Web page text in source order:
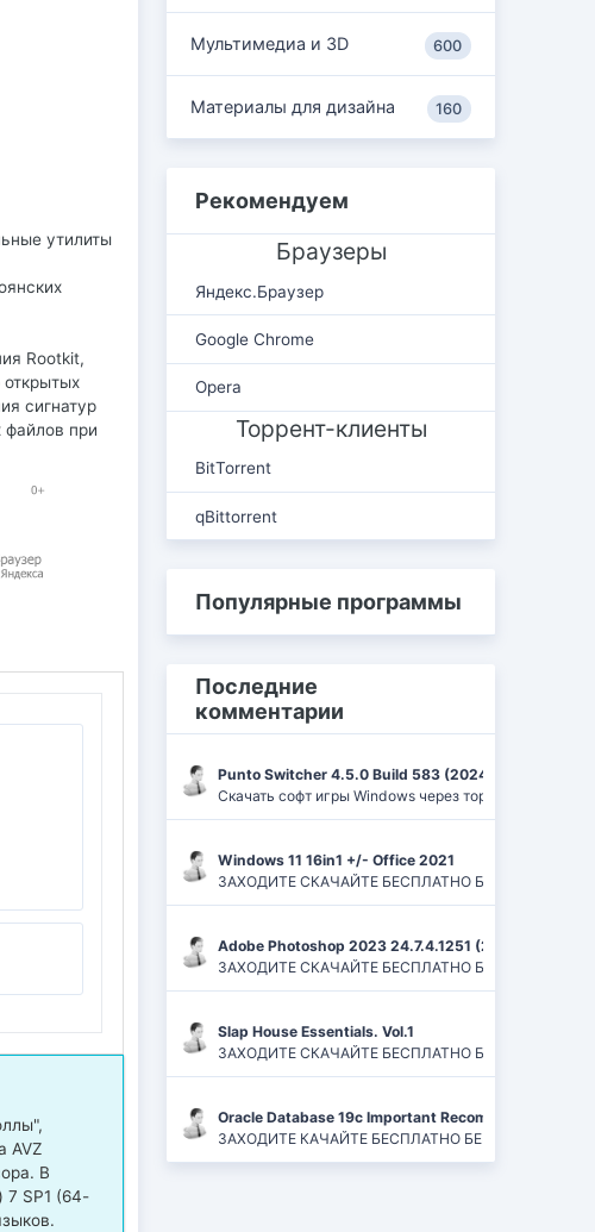
утилиты
Rootkit,
сигнатур
файлов при
AVZ
В
7 SP1 (64-
Мультимедиа и 3D 600
Материалы для дизайна 160
Рекомендуем
Браузеры
Яндекс.Браузер
Google Chrome
Opera
Торрент-клиенты
BitTorrent
qBittorrent
Популярные программы
Последние
комментарии
Punto Switcher 4.5.0 Build 583 (2024) РС | RePack
Скачать софт игры Windows через торрент Ufrag:
Windows 11 16in1 +/- Office 2021
ЗАХОДИТЕ СКАЧАЙТЕ БЕСПЛАТНО БЕЗ
Adobe Photoshop 2023 24.7.4.1251 (2024) PC |
ЗАХОДИТЕ СКАЧАЙТЕ БЕСПЛАТНО БЕЗ
Slap House Essentials. Vol.1
ЗАХОДИТЕ СКАЧАЙТЕ БЕСПЛАТНО БЕЗ
Oracle Database 19c Important Recommended One-
ЗАХОДИТЕ КАЧАЙТЕ БЕСПЛАТНО БЕЗ РЕГИСТРАЦИЙ